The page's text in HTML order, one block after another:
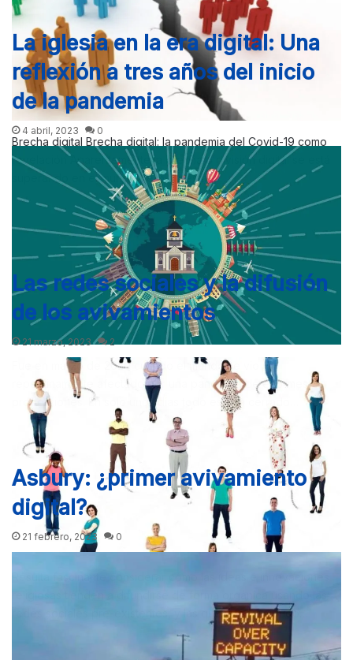
Brecha digital Brecha digital: la pandemia del Covid-19 como
revelación Aparentemente la brecha o división digital se está
superando en el mundo pero ¿la están…
La iglesia en la era digital: Una
reflexión a tres años del inicio
de la pandemia
4 abril, 2023 0
Fue en marzo de 2020 cuando el mundo se vio
repentinamente afectado por una pandemia de enormes
proporciones. En solo unos días todo estaba cerrado…
Las redes sociales y la difusión
de los avivamientos
21 marzo, 2023 2
Resulta fascinante considerar cómo las ideas e innovaciones
redes sociales pre-existentes, y las que van surgiendo…
Asbury: ¿primer avivamiento
digital?
21 febrero, 2023 0